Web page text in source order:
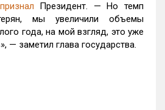
признал Президент. — Но темп
мы увеличили объемы
года, на мой взгляд, это уже
— заметил глава государства.